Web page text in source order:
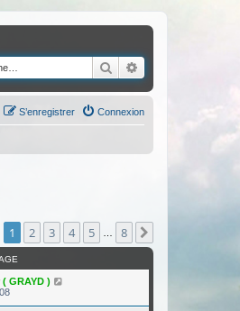
Rechercher
Connexion
S’enregistrer
Page sur 8
1 2 3 4 5 8
GRAYD )